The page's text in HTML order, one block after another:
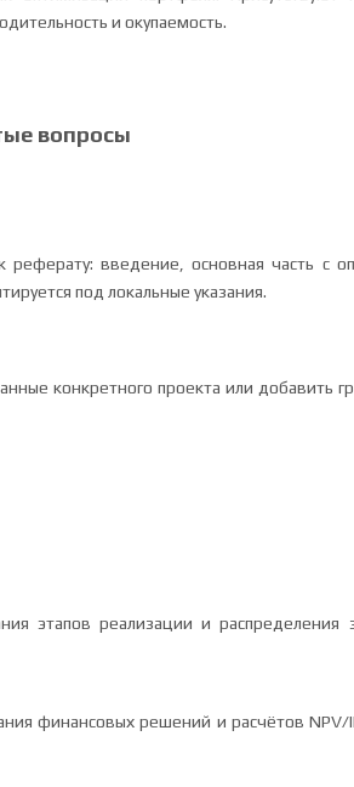
и окупаемость.
вопросы
реферату: введение, основная часть с
под локальные указания.
конкретного проекта или добавить
этапов реализации и распределения
финансовых решений и расчётов NPV/